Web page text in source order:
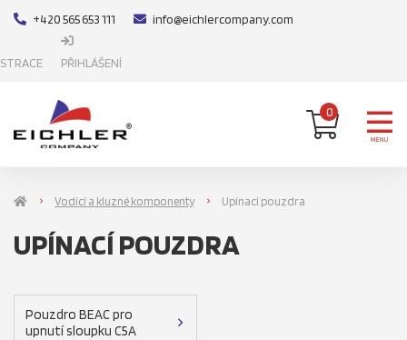
+420 565 653 111 info@eichlercompany.com
PŘIHLÁŠENÍ
0
MENU
Vodící a kluzné komponenty Upínací pouzdra
UPÍNACÍ POUZDRA
Pouzdro BEAC pro
upnutí sloupku C5A